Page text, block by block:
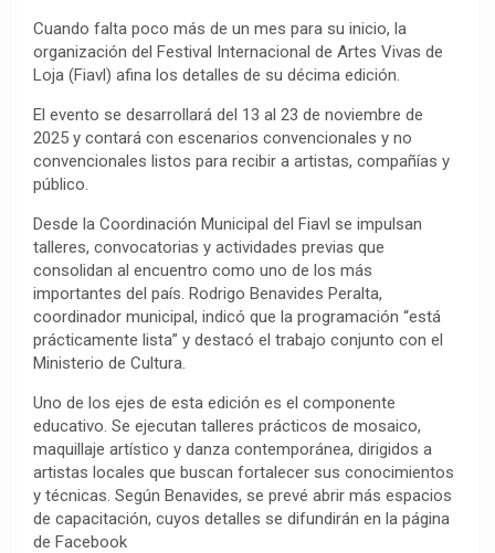
Cuando falta poco más de un mes para su inicio, la
organización del Festival Internacional de Artes Vivas de
Loja (Fiavl) afina los detalles de su décima edición.
El evento se desarrollará del 13 al 23 de noviembre de
2025 y contará con escenarios convencionales y no
convencionales listos para recibir a artistas, compañías y
público.
Desde la Coordinación Municipal del Fiavl se impulsan
talleres, convocatorias y actividades previas que
consolidan al encuentro como uno de los más
importantes del país. Rodrigo Benavides Peralta,
coordinador municipal, indicó que la programación “está
prácticamente lista” y destacó el trabajo conjunto con el
Ministerio de Cultura.
Uno de los ejes de esta edición es el componente
educativo. Se ejecutan talleres prácticos de mosaico,
maquillaje artístico y danza contemporánea, dirigidos a
artistas locales que buscan fortalecer sus conocimientos
y técnicas. Según Benavides, se prevé abrir más espacios
de capacitación, cuyos detalles se difundirán en la página
de Facebook